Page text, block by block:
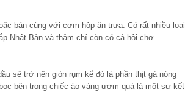
bán cùng với cơm hộp ăn trưa. Có rất nhiều loại
Nhật Bản và thậm chí còn có cả hội chợ
sẽ trở nên giòn rụm kế đó là phần thịt gà nóng
bên trong chiếc áo vàng ươm quả là một sự kết